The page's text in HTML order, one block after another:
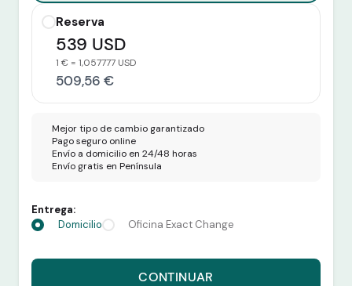
Reserva
539 USD
1 € = 1,057777 USD
509,56 €
Mejor tipo de cambio garantizado
Pago seguro online
Envío a domicilio en 24/48 horas
Envío gratis en Península
Entrega:
Domicilio
Oficina Exact Change
Recibes 550 USD por 509,56 euros.
CONTINUAR